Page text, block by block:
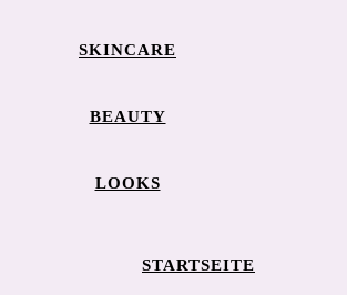
SKINCARE
BEAUTY
LOOKS
STARTSEITE